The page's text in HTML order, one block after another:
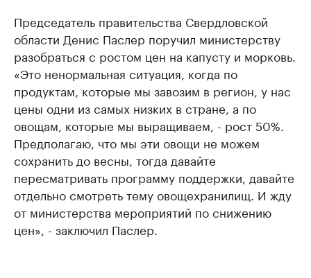
Председатель правительства Свердловской
области Денис Паслер поручил министерству
разобраться с ростом цен на капусту и морковь.
«Это ненормальная ситуация, когда по
продуктам, которые мы завозим в регион, у нас
цены одни из самых низких в стране, а по
овощам, которые мы выращиваем, - рост 50%.
Предполагаю, что мы эти овощи не можем
сохранить до весны, тогда давайте
пересматривать программу поддержки, давайте
отдельно смотреть тему овощехранилищ. И жду
от министерства мероприятий по снижению
цен», - заключил Паслер.